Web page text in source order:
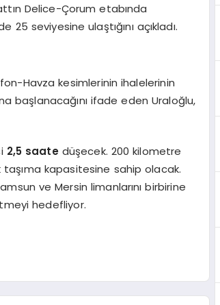
Delice-Çorum etabında
seviyesine ulaştığını açıkladı.
Havza kesimlerinin ihalelerinin
başlanacağını ifade eden Uraloğlu,
2,5 saatedüşecek. 200 kilometre
taşıma kapasitesine sahip olacak.
ve Mersin limanlarını birbirine
hedefliyor.